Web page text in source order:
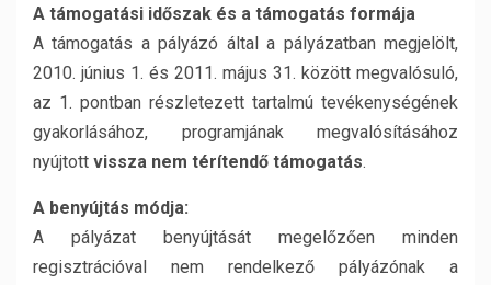
A támogatási időszak és a támogatás formája
A támogatás a pályázó által a pályázatban megjelölt,
2010. június 1. és 2011. május 31. között megvalósuló,
az 1. pontban részletezett tartalmú tevékenységének
gyakorlásához, programjának megvalósításához
nyújtott vissza nem térítendő támogatás.
A benyújtás módja:
A pályázat benyújtását megelőzően minden
regisztrációval nem rendelkező pályázónak a